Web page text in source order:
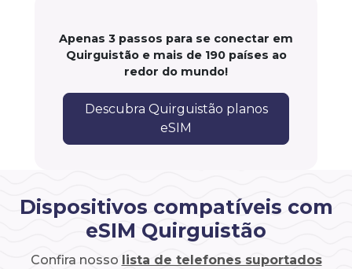
Apenas 3 passos para se conectar em
Quirguistão e mais de 190 países ao
redor do mundo!
Descubra Quirguistão planos
eSIM
Dispositivos compatíveis com
eSIM Quirguistão
Confira nosso lista de telefones suportados